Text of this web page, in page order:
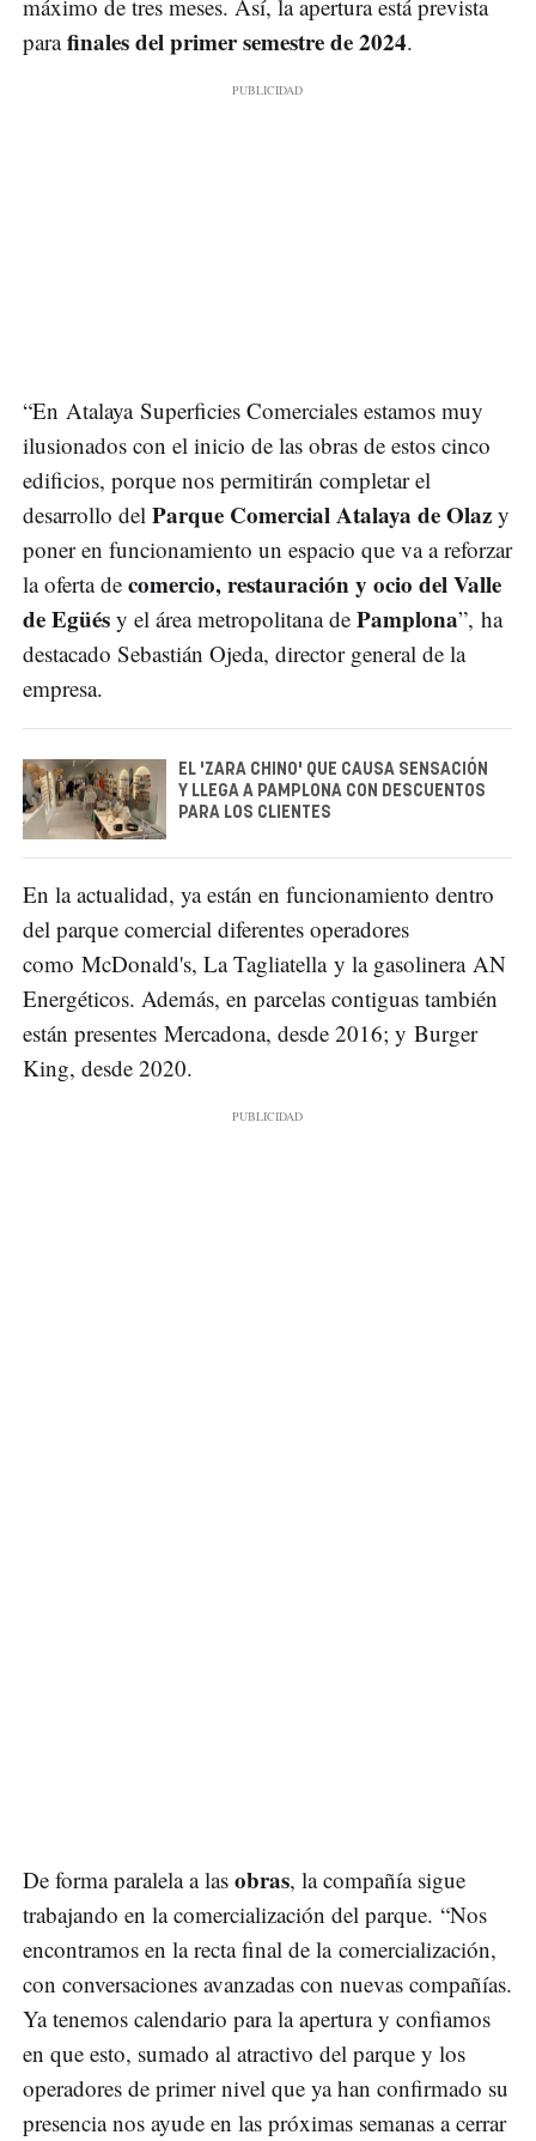
máximo de tres meses. Así, la apertura está prevista
parafinales del primer semestre de 2024.
“En Atalaya Superficies Comerciales estamos muy
ilusionados con el inicio de las obras de estos cinco
edificios, porque nos permitirán completar el
desarrollo del Parque Comercial Atalaya de Olaz y
poner en funcionamiento un espacio que va a reforzar
la oferta de comercio, restauración y ocio del Valle
de Egüés y el área metropolitana de Pamplona”, ha
destacado Sebastián Ojeda, director general de la
empresa.
EL 'ZARA CHINO' QUE CAUSA SENSACIÓN
Y LLEGA A PAMPLONA CON DESCUENTOS
PARA LOS CLIENTES
En la actualidad, ya están en funcionamiento dentro
del parque comercial diferentes operadores
como McDonald's, La Tagliatella y la gasolinera AN
Energéticos. Además, en parcelas contiguas también
están presentes Mercadona, desde 2016; y Burger
King, desde 2020.
De forma paralela a las obras, la compañía sigue
trabajando en la comercialización del parque. “Nos
encontramos en la recta final de la comercialización,
con conversaciones avanzadas con nuevas compañías.
Ya tenemos calendario para la apertura y confiamos
en que esto, sumado al atractivo del parque y los
operadores de primer nivel que ya han confirmado su
presencia nos ayude en las próximas semanas a cerrar